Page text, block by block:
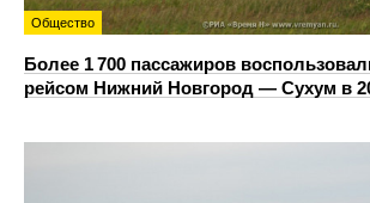
Общество
Более 1 700 пассажиров
рейсом Нижний Новгород — Сухум в